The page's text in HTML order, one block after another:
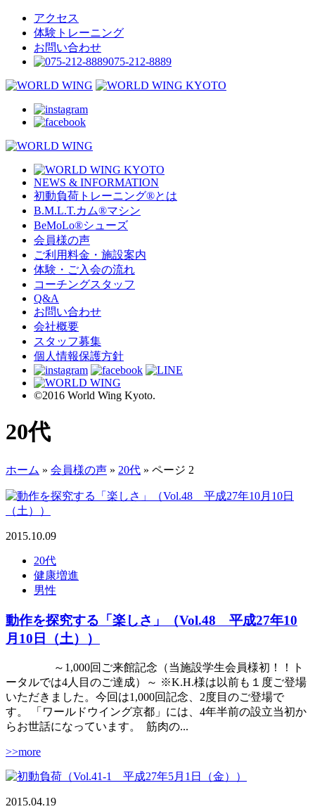
アクセス
体験トレーニング
お問い合わせ
075-212-8889
NEWS & INFORMATION
初動負荷トレーニング®とは
B.M.L.T.カム®マシン
BeMoLo®シューズ
会員様の声
ご利用料金・施設案内
体験・ご入会の流れ
コーチングスタッフ
Q&A
お問い合わせ
会社概要
スタッフ募集
個人情報保護方針
©2016 World Wing Kyoto.
20代
ホーム » 会員様の声 » 20代 » ページ 2
2015.10.09
20代
健康増進
男性
動作を探究する「楽しさ」（Vol.48 平成27年10
月10日（土））
～1,000回ご来館記念（当施設学生会員様初！！ト
ータルでは4人目のご達成）～ ※K.H.様は以前も１度ご登場
いただきました。今回は1,000回記念、2度目のご登場で
す。 「ワールドウイング京都」には、4年半前の設立当初か
らお世話になっています。 筋肉の...
>>more
2015.04.19